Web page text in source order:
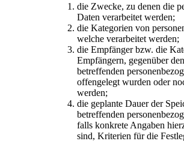
die Zwecke, zu denen die
Daten verarbeitet werden;
die Kategorien von
welche verarbeitet werden;
die Empfänger bzw. die
Empfängern, gegenüber
betreffenden
offengelegt wurden oder
werden;
die geplante Dauer der
betreffenden
falls konkrete Angaben
sind, Kriterien für die